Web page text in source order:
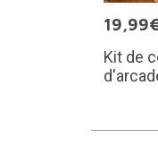
Kit de